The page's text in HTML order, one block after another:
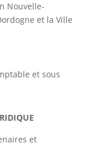
Nouvelle-
et la Ville
et sous
et